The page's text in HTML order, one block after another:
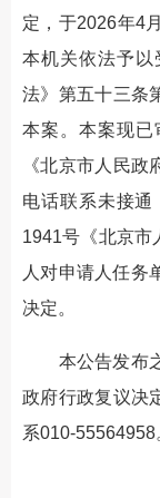
定，于2026年4
本机关依法予
法》第五十三条
本案。本案现
《北京市人民
电话联系未接通
1941号《北京市
人对申请人任务
决定。
本公告发布之
政府行政复议决
系010-55564958